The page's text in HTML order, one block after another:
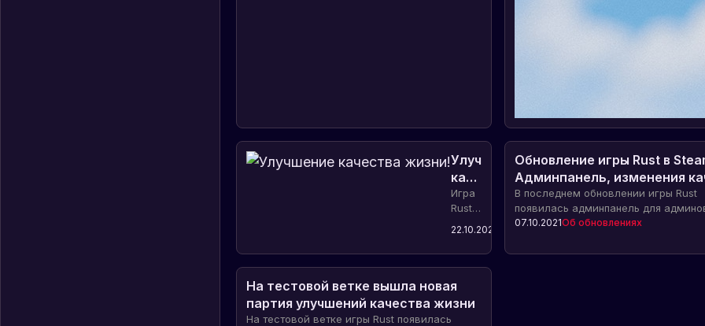
Улучшение
качества
жизни!
Игра
Rust
добавила
новое
улучшение,
22.10.2023
Обновление игры Rust в
Админпанель, изменения
жизни и новая цена
В последнем обновлении игры Rust
появилась админпанель для
серверов, а также внесены
также увеличена. Узнайте
07.10.2021Об обновлениях
На тестовой ветке вышла новая
партия улучшений качества жизни
На тестовой ветке игры Rust появилась